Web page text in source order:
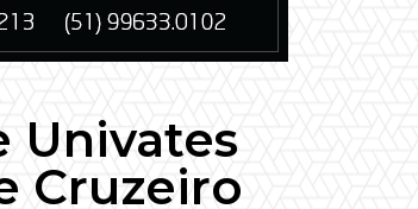
Univates
Cruzeiro